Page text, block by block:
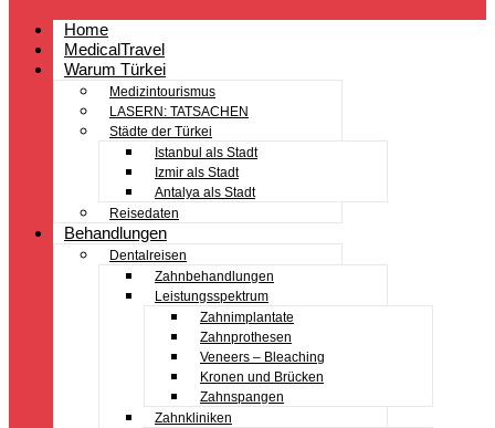
Home
MedicalTravel
Warum Türkei
Medizintourismus
LASERN: TATSACHEN
Städte der Türkei
Istanbul als Stadt
Izmir als Stadt
Antalya als Stadt
Reisedaten
Behandlungen
Dentalreisen
Zahnbehandlungen
Leistungsspektrum
Zahnimplantate
Zahnprothesen
Veneers – Bleaching
Kronen und Brücken
Zahnspangen
Zahnkliniken